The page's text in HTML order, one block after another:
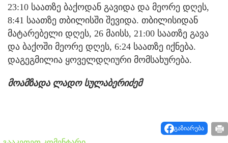
23:10 საათზე ბაქოდან გავიდა და მეორე დღეს,
8:41 საათზე თბილისში შევიდა. თბილისიდან
მატარებელი დღეს, 26 მაისს, 21:00 საათზე გავა
და ბაქოში მეორე დღეს, 6:24 საათზე იქნება.
დაგეგმილია ყოველდღიური მომსახურება.
მოამზადა ლადო სულაბერიძემ
გაზიარება